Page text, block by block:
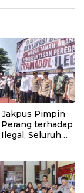
Jakpus Pimpin
terhadap
Seluruh